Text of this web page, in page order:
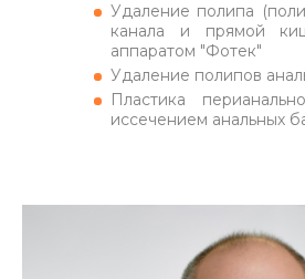
Удаление полипа
канала и прямой
аппаратом "Фотек"
Удаление полипов
Пластика
иссечением анальных